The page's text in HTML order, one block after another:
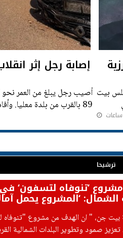
بيت
إصابة رجل إثر
ترشيحا
‘تنوفاه لتسفون‘ في
‘المشروع يحمل
بيت جن، " ان الهدف من مشروع
صمود وتطوير البلدات الشمالية